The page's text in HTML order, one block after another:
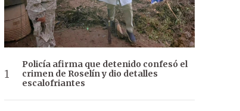
Policía afirma que detenido confesó el
crimen de Roselín y dio detalles
escalofriantes